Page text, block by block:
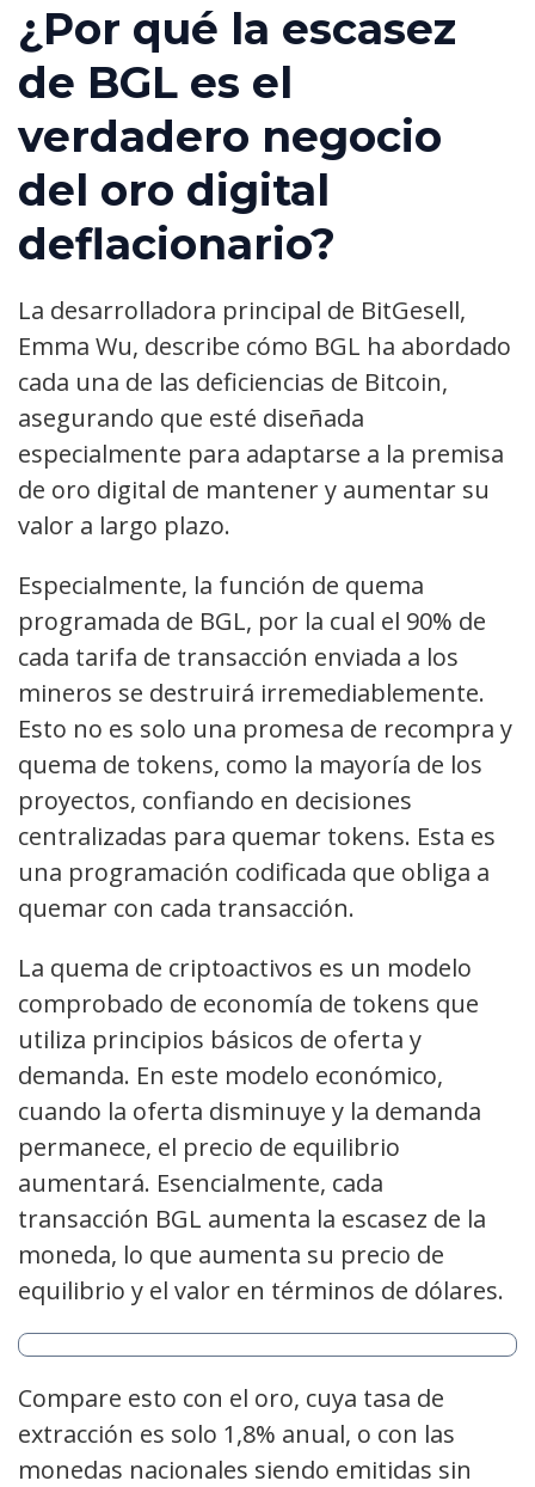
¿Por qué la escasez
de BGL es el
verdadero negocio
del oro digital
deflacionario?
La desarrolladora principal de BitGesell,
Emma Wu, describe cómo BGL ha abordado
cada una de las deficiencias de Bitcoin,
asegurando que esté diseñada
especialmente para adaptarse a la premisa
de oro digital de mantener y aumentar su
valor a largo plazo.
Especialmente, la función de quema
programada de BGL, por la cual el 90% de
cada tarifa de transacción enviada a los
mineros se destruirá irremediablemente.
Esto no es solo una promesa de recompra y
quema de tokens, como la mayoría de los
proyectos, confiando en decisiones
centralizadas para quemar tokens. Esta es
una programación codificada que obliga a
quemar con cada transacción.
La quema de criptoactivos es un modelo
comprobado de economía de tokens que
utiliza principios básicos de oferta y
demanda. En este modelo económico,
cuando la oferta disminuye y la demanda
permanece, el precio de equilibrio
aumentará. Esencialmente, cada
transacción BGL aumenta la escasez de la
moneda, lo que aumenta su precio de
equilibrio y el valor en términos de dólares.
Compare esto con el oro, cuya tasa de
extracción es solo 1,8% anual, o con las
monedas nacionales siendo emitidas sin